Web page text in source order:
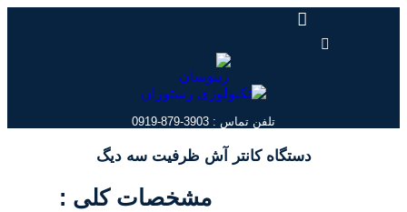
تلفن تماس : 3903-879-0919
دستگاه کانتر آش ظرفیت سه دیگ
مشخصات کلی :